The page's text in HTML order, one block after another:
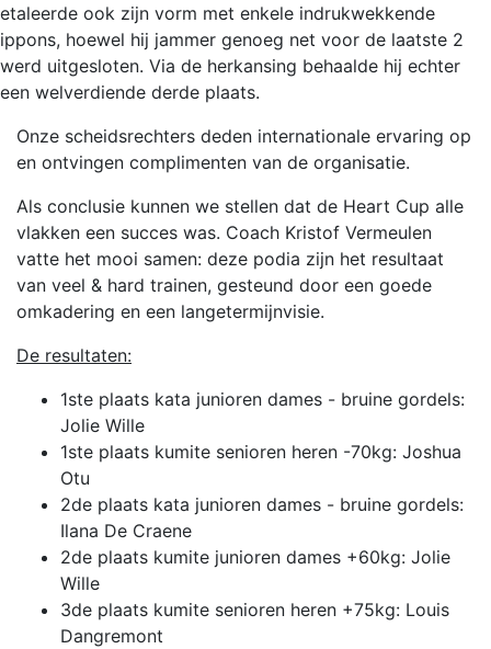
etaleerde ook zijn vorm met enkele indrukwekkende
ippons, hoewel hij jammer genoeg net voor de laatste 2
werd uitgesloten. Via de herkansing behaalde hij echter
een welverdiende derde plaats.
Onze scheidsrechters deden internationale ervaring op
en ontvingen complimenten van de organisatie.
Als conclusie kunnen we stellen dat de Heart Cup alle
vlakken een succes was. Coach Kristof Vermeulen
vatte het mooi samen: deze podia zijn het resultaat
van veel & hard trainen, gesteund door een goede
omkadering en een langetermijnvisie.
De resultaten:
1ste plaats kata junioren dames - bruine gordels:
Jolie Wille
1ste plaats kumite senioren heren -70kg: Joshua
Otu
2de plaats kata junioren dames - bruine gordels:
Ilana De Craene
2de plaats kumite junioren dames +60kg: Jolie
Wille
3de plaats kumite senioren heren +75kg: Louis
Dangremont